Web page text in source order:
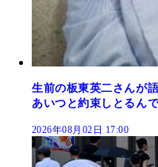
生前の板東英二さんが
あいつと約束しとるんで
2026年08月02日 17:00